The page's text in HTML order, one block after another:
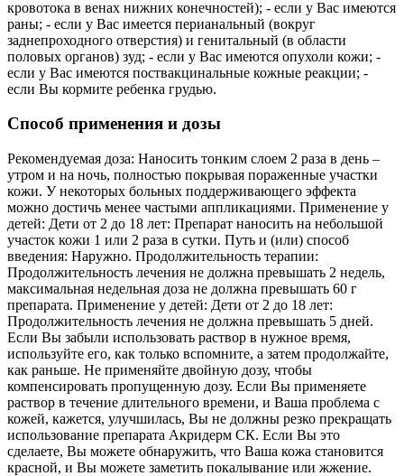
кровотока в венах нижних конечностей); - если у Вас имеются
раны; - если у Вас имеется перианальный (вокруг
заднепроходного отверстия) и генитальный (в области
половых органов) зуд; - если у Вас имеются опухоли кожи; -
если у Вас имеются поствакцинальные кожные реакции; -
если Вы кормите ребенка грудью.
Способ применения и дозы
Рекомендуемая доза: Наносить тонким слоем 2 раза в день –
утром и на ночь, полностью покрывая пораженные участки
кожи. У некоторых больных поддерживающего эффекта
можно достичь менее частыми аппликациями. Применение у
детей: Дети от 2 до 18 лет: Препарат наносить на небольшой
участок кожи 1 или 2 раза в сутки. Путь и (или) способ
введения: Наружно. Продолжительность терапии:
Продолжительность лечения не должна превышать 2 недель,
максимальная недельная доза не должна превышать 60 г
препарата. Применение у детей: Дети от 2 до 18 лет:
Продолжительность лечения не должна превышать 5 дней.
Если Вы забыли использовать раствор в нужное время,
используйте его, как только вспомните, а затем продолжайте,
как раньше. Не применяйте двойную дозу, чтобы
компенсировать пропущенную дозу. Если Вы применяете
раствор в течение длительного времени, и Ваша проблема с
кожей, кажется, улучшилась, Вы не должны резко прекращать
использование препарата Акридерм СК. Если Вы это
сделаете, Вы можете обнаружить, что Ваша кожа становится
красной, и Вы можете заметить покалывание или жжение.